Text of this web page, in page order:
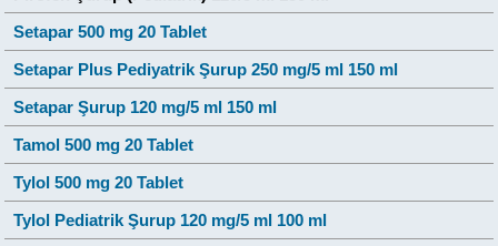
Setapar 500 mg 20 Tablet
Setapar Plus Pediyatrik Şurup 250 mg/5 ml 150 ml
Setapar Şurup 120 mg/5 ml 150 ml
Tamol 500 mg 20 Tablet
Tylol 500 mg 20 Tablet
Tylol Pediatrik Şurup 120 mg/5 ml 100 ml